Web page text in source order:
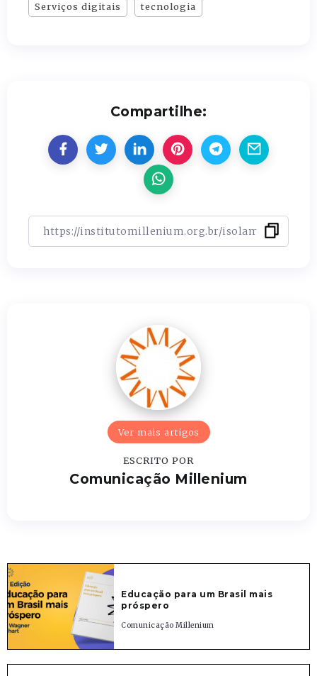
Serviços digitais tecnologia
Compartilhe:
Ver mais artigos
ESCRITO POR
Comunicação Millenium
Educação para um Brasil mais
próspero
Comunicação Millenium